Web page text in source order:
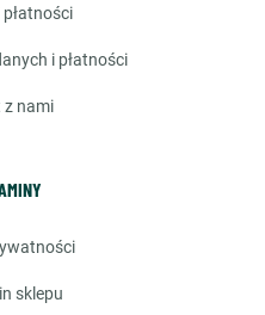
płatności
i płatności
z nami
sklepu